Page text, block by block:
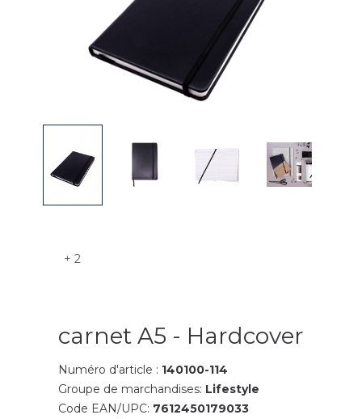
+ 2
carnet A5 - Hardcover
Numéro d'article : 140100-114
Groupe de marchandises: Lifestyle
Code EAN/UPC: 7612450179033